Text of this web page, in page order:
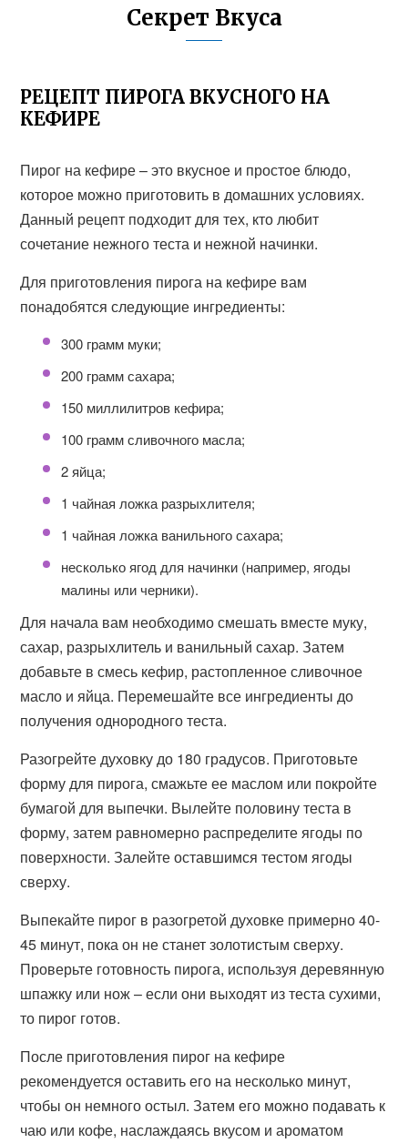
Секрет Вкуса
РЕЦЕПТ ПИРОГА ВКУСНОГО НА
КЕФИРЕ
Пирог на кефире – это вкусное и простое блюдо,
которое можно приготовить в домашних условиях.
Данный рецепт подходит для тех, кто любит
сочетание нежного теста и нежной начинки.
Для приготовления пирога на кефире вам
понадобятся следующие ингредиенты:
300 грамм муки;
200 грамм сахара;
150 миллилитров кефира;
100 грамм сливочного масла;
2 яйца;
1 чайная ложка разрыхлителя;
1 чайная ложка ванильного сахара;
несколько ягод для начинки (например, ягоды
малины или черники).
Для начала вам необходимо смешать вместе муку,
сахар, разрыхлитель и ванильный сахар. Затем
добавьте в смесь кефир, растопленное сливочное
масло и яйца. Перемешайте все ингредиенты до
получения однородного теста.
Разогрейте духовку до 180 градусов. Приготовьте
форму для пирога, смажьте ее маслом или покройте
бумагой для выпечки. Вылейте половину теста в
форму, затем равномерно распределите ягоды по
поверхности. Залейте оставшимся тестом ягоды
сверху.
Выпекайте пирог в разогретой духовке примерно 40-
45 минут, пока он не станет золотистым сверху.
Проверьте готовность пирога, используя деревянную
шпажку или нож – если они выходят из теста сухими,
то пирог готов.
После приготовления пирог на кефире
рекомендуется оставить его на несколько минут,
чтобы он немного остыл. Затем его можно подавать к
чаю или кофе, наслаждаясь вкусом и ароматом